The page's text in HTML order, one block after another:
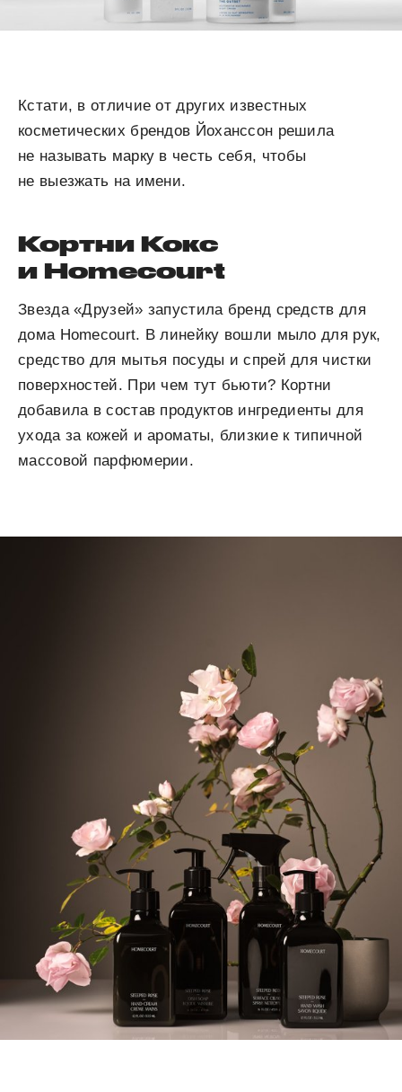
Кстати, в отличие от других известных
косметических брендов Йоханссон решила
не называть марку в честь себя, чтобы
не выезжать на имени.
Кортни Кокс
и Homecourt
Звезда «Друзей» запустила бренд средств для
дома Homecourt. В линейку вошли мыло для рук,
средство для мытья посуды и спрей для чистки
поверхностей. При чем тут бьюти? Кортни
добавила в состав продуктов ингредиенты для
ухода за кожей и ароматы, близкие к типичной
массовой парфюмерии.